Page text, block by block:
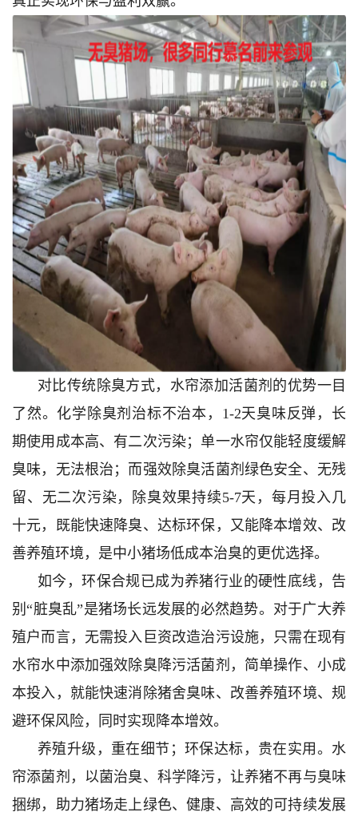
对比传统除臭方式，水帘添加活菌剂的优势一目
了然。化学除臭剂治标不治本，1-2天臭味反弹，长
期使用成本高、有二次污染；单一水帘仅能轻度缓解
臭味，无法根治；而强效除臭活菌剂绿色安全、无残
留、无二次污染，除臭效果持续5-7天，每月投入几
十元，既能快速降臭、达标环保，又能降本增效、改
善养殖环境，是中小猪场低成本治臭的更优选择。
如今，环保合规已成为养猪行业的硬性底线，告
别“脏臭乱”是猪场长远发展的必然趋势。对于广大养
殖户而言，无需投入巨资改造治污设施，只需在现有
水帘水中添加强效除臭降污活菌剂，简单操作、小成
本投入，就能快速消除猪舍臭味、改善养殖环境、规
避环保风险，同时实现降本增效。
养殖升级，重在细节；环保达标，贵在实用。水
帘添菌剂，以菌治臭、科学降污，让养猪不再与臭味
捆绑，助力猪场走上绿色、健康、高效的可持续发展